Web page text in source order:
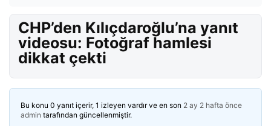
CHP’den Kılıçdaroğlu’na yanıt
videosu: Fotoğraf hamlesi
dikkat çekti
Bu konu 0 yanıt içerir, 1 izleyen vardır ve en son 2 ay 2 hafta önce
admin tarafından güncellenmiştir.